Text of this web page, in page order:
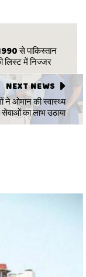
से पाकिस्तान
लिस्ट में निज्जर
NEXT NEWS
ओमान की स्वास्थ्य
सेवाओं का लाभ उठाया